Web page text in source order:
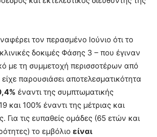
τον περασμένο Ιούνιο ότι το
δοκιμές Φάσης 3 – που έγιναν
με τη συμμετοχή περισσοτέρων από
παρουσιάσει αποτελεσματικότητα
έναντι της συμπτωματικής
και 100% έναντι της μέτριας και
Για τις ευπαθείς ομάδες (65 ετών και
το εμβόλιο είναι